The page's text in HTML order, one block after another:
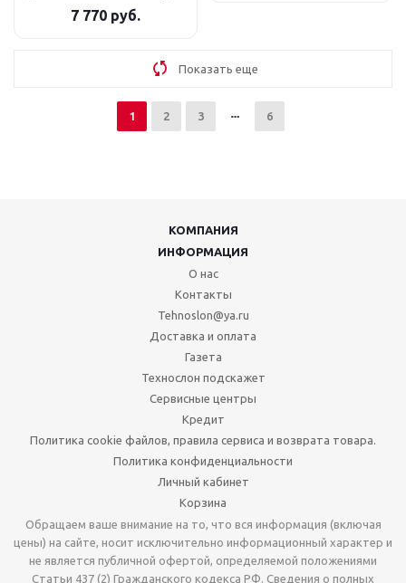
7 770 руб.
Показать еще
1 2 3 6
КОМПАНИЯ
ИНФОРМАЦИЯ
О нас
Контакты
Tehnoslon@ya.ru
Доставка и оплата
Газета
Технослон подскажет
Сервисные центры
Кредит
Политика cookie файлов, правила сервиса и возврата товара.
Политика конфиденциальности
Личный кабинет
Корзина
Обращаем ваше внимание на то, что вся информация (включая
цены) на сайте, носит исключительно информационный характер и
не является публичной офертой, определяемой положениями
Статьи 437 (2) Гражданского кодекса РФ. Сведения о полных